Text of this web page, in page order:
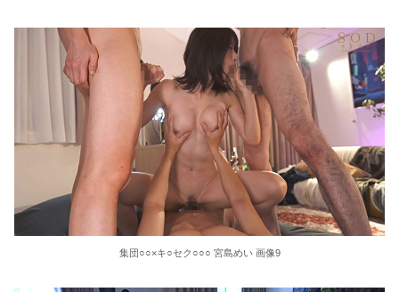
集団○○×キ○セク○○○ 宮島めい 画像9